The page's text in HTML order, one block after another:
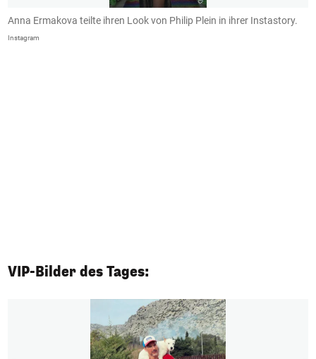
Anna Ermakova teilte ihren Look von Philip Plein in ihrer Instastory.
Instagram
VIP-Bilder des Tages:
1/50